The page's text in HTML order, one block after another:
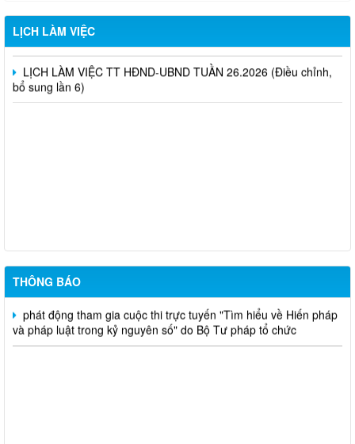
LỊCH LÀM VIỆC
LỊCH LÀM VIỆC TT HĐND-UBND TUẦN 27.2026 (Điều chỉnh,
bổ sung lần 5)
LỊCH LÀM VIỆC TT HĐND-UBND TUẦN 26.2026 (Điều chỉnh,
bổ sung lần 6)
THÔNG BÁO
Chuyển mục đích sử dụng đất - Bùi Thị Xuân Hương
phát động tham gia cuộc thi trực tuyến "Tìm hiểu về Hiến pháp
và pháp luật trong kỷ nguyên số" do Bộ Tư pháp tổ chức